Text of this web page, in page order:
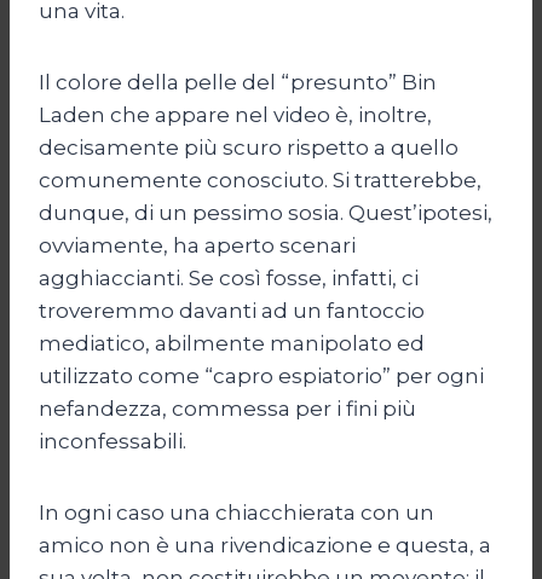
una vita.
Il colore della pelle del “presunto” Bin
Laden che appare nel video è, inoltre,
decisamente più scuro rispetto a quello
comunemente conosciuto. Si tratterebbe,
dunque, di un pessimo sosia. Quest’ipotesi,
ovviamente, ha aperto scenari
agghiaccianti. Se così fosse, infatti, ci
troveremmo davanti ad un fantoccio
mediatico, abilmente manipolato ed
utilizzato come “capro espiatorio” per ogni
nefandezza, commessa per i fini più
inconfessabili.
In ogni caso una chiacchierata con un
amico non è una rivendicazione e questa, a